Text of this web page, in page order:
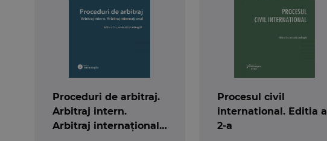
Proceduri de arbitraj.
Arbitraj intern.
Arbitraj internațional.
Procesul civil
international. Editia a
2-a